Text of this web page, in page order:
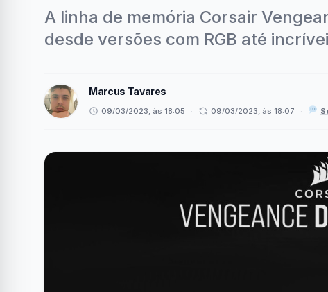
A linha de memória Corsair
desde versões com RGB até
Marcus Tavares
09/03/2023, às 18:05 · 09/03/2023, às 18:07 ·